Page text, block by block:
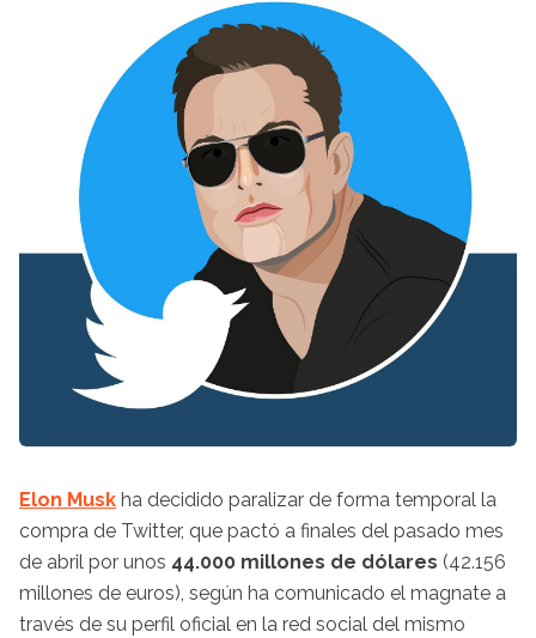
Elon Musk ha decidido paralizar de forma temporal la
compra de Twitter, que pactó a finales del pasado mes
de abril por unos 44.000 millones de dólares (42.156
millones de euros), según ha comunicado el magnate a
través de su perfil oficial en la red social del mismo